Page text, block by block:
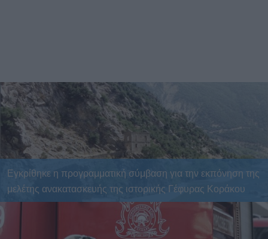
Εγκρίθηκε η προγραμματική σύμβαση για την εκπόνηση της
μελέτης ανακατασκευής της ιστορικής Γέφυρας Κοράκου